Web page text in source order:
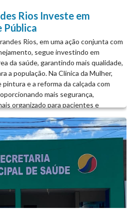
Rios Investe em
Pública
Rios, em uma ação conjunta com
segue investindo em
da saúde, garantindo mais qualidade,
a população. Na Clínica da Mulher,
e a reforma da calçada com
mais segurança,
organizado para pacientes e
também receberam melhorias, com
de identificação e adequações
públicos e facilitando o acesso
saúde. É A PREFEITURA DE
POR VOCÊ!...